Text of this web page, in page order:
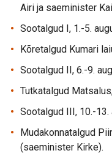
Airi ja saeminister
Sootalgud I, 1.-5.
Kõretalgud Kumari
Sootalgud II, 6.-9.
Tutkatalgud
Sootalgud III, 10.-
Mudakonnatalgud
(saeminister Kirke).